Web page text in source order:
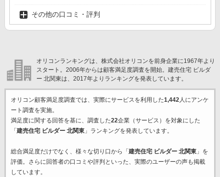
その他の口コミ・評判
オリコンランキングは、株式会社オリコンを前身企業に1967年より
スタート。2006年からは顧客満足度調査を開始。建売住宅 ビルダ
ー 北関東は、2017年よりランキングを発表しています。
オリコン顧客満足度調査では、実際にサービスを利用した1,442人にアンケ
ート調査を実施。
満足度に関する回答を基に、調査した22企業（サービス）を対象にした
「 建売住宅 ビルダー 北関東」ランキングを発表しています。
総合満足度だけでなく、様々な切り口から「 建売住宅 ビルダー 北関東」を
評価。さらに回答者の口コミや評判といった、実際のユーザーの声も掲載
しています。